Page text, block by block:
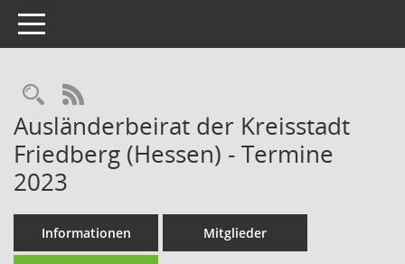
Toggle navigation
Rechercheauswahl
RSS-Feed
Ausländerbeirat der Kreisstadt
Friedberg (Hessen) - Termine
2023
Informationen Mitglieder